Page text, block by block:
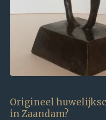
Origineel
in Zaandam?